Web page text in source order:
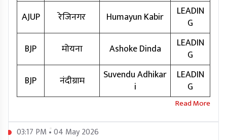
AJUP
रेजिनगर Humayun Kabir
LEADIN
G
BJP
मोयना Ashoke Dinda
LEADIN
G
BJP
नंदीग्राम
Suvendu Adhikar
i
LEADIN
G
03:17 PM • 04 May 2026